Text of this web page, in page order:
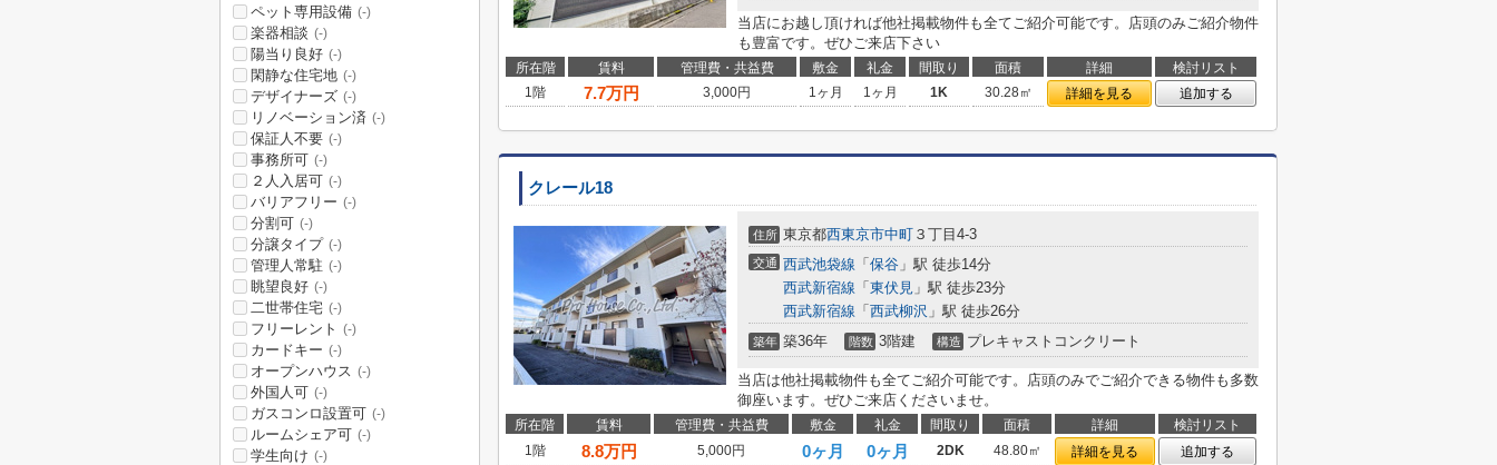
当店にお越し頂ければ他社掲載物件も全てご紹介可能です。店頭のみご紹介物件
も豊富です。ぜひご来店下さい
所在階 賃料 管理費・共益費 敷金 礼金 間取り 面積 詳細
検討リスト
1階
7.7万円 3,000円 1ヶ月 1ヶ月 1K 30.28㎡ 詳細を見る 追加する
クレール18
住所 東京都西東京市中町 ３丁目4-3
交通 西武池袋線 「 保谷 」駅 徒歩14分
西武新宿線 「 東伏見 」駅 徒歩23分
西武新宿線 「 西武柳沢 」駅 徒歩26分
築年 築36年 階数 3階建 構造 プレキャストコンクリート
当店は他社掲載物件も全てご紹介可能です。店頭のみでご紹介できる物件も多数
御座います。ぜひご来店くださいませ。
所在階 賃料 管理費・共益費 敷金 礼金 間取り 面積 詳細
検討リスト
1階
8.8万円 5,000円 0ヶ月 0ヶ月 2DK 48.80㎡ 詳細を見る
追加する
ペット専用設備 (-)
楽器相談 (-)
陽当り良好 (-)
閑静な住宅地 (-)
デザイナーズ (-)
リノベーション済 (-)
保証人不要 (-)
事務所可 (-)
２人入居可 (-)
バリアフリー (-)
分割可 (-)
分譲タイプ (-)
管理人常駐 (-)
眺望良好 (-)
二世帯住宅 (-)
フリーレント (-)
カードキー (-)
オープンハウス (-)
外国人可 (-)
ガスコンロ設置可 (-)
ルームシェア可 (-)
学生向け (-)